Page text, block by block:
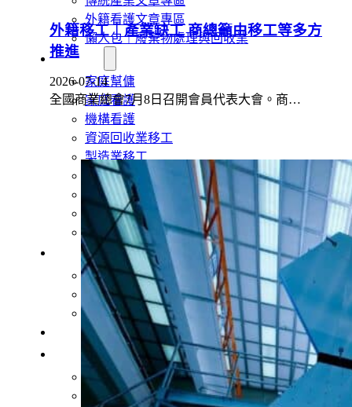
外籍看護文章專區
懶人包｜廢棄物處理與回收業
申請專區
家庭幫傭
家庭看護
機構看護
資源回收業移工
製造業移工
白領專業移工
農業移工
營造業移工
餐飲旅宿-實習生專區
巴氏量表
「3分鐘」巴氏量表評估
巴氏量表是什麼?
多元免評
常見問題
關於我們
服務據點
案例分享
外籍移工｜產業缺工 商總籲由移工等多方
推進
2026-07-14
全國商業總會7月8日召開會員代表大會。商…